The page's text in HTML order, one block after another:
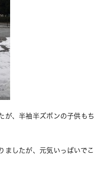
が、半袖半ズボンの子供もち
ましたが、元気いっぱいでこ